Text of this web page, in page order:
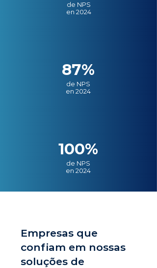
de NPS
en 2024
87%
de NPS
en 2024
100%
de NPS
en 2024
Empresas que
confiam em nossas
soluções de